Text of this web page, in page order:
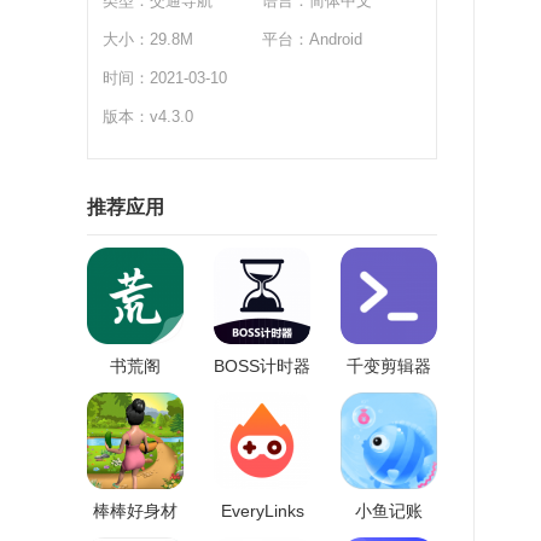
大小：29.8M 平台：Android
时间：2021-03-10
版本：v4.3.0
推荐应用
书荒阁 BOSS计时器 千变剪辑器
棒棒好身材 EveryLinks 小鱼记账